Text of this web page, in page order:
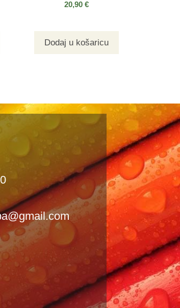
20,90 €
Dodaj u košaricu